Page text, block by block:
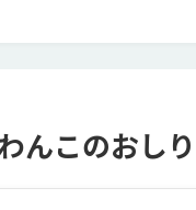
んこのおし